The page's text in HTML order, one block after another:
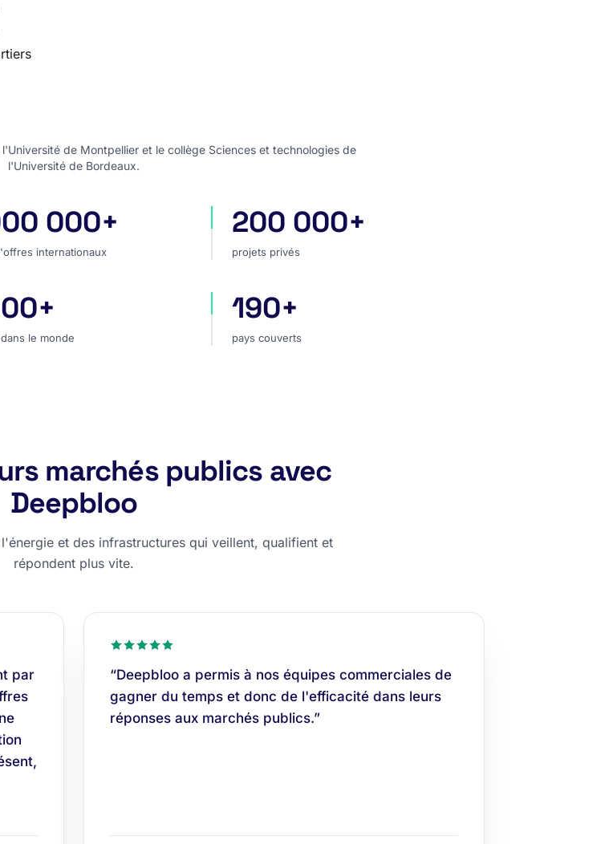
de Montpellier et le collège Sciences et technologies de
l'Université de Bordeaux.
internationaux
000+
internationaux
projets privés
200 000+
projets privés
dans le monde
le monde
pays couverts
190+
pays couverts
marchés publics avec
Deepbloo
et des infrastructures qui veillent, qualifient et
répondent plus vite.
par
“Deepbloo a permis à nos équipes commerciales de
gagner du temps et donc de l'efficacité dans leurs
réponses aux marchés publics.”